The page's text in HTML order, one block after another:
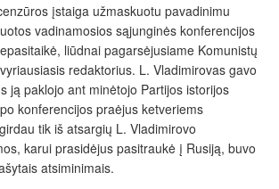
įstaiga užmaskuotu pavadinimu
vadinamosios sąjunginės konferencijos
liūdnai pagarsėjusiame Komunistų
redaktorius. L. Vladimirovas gavo
ją paklojo ant minėtojo Partijos istorijos
konferencijos praėjus ketveriems
tik iš atsargių L. Vladimirovo
karui prasidėjus pasitraukė į Rusiją, buvo
atsiminimais.